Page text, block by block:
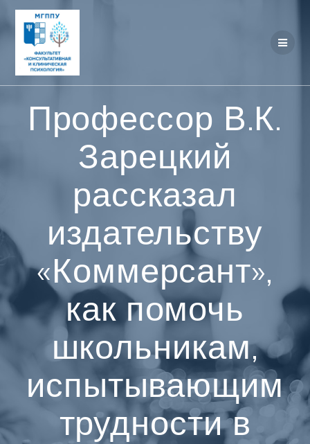
Профессор В.К.
Зарецкий
рассказал
издательству
«Коммерсант»,
как помочь
школьникам,
испытывающим
трудности в